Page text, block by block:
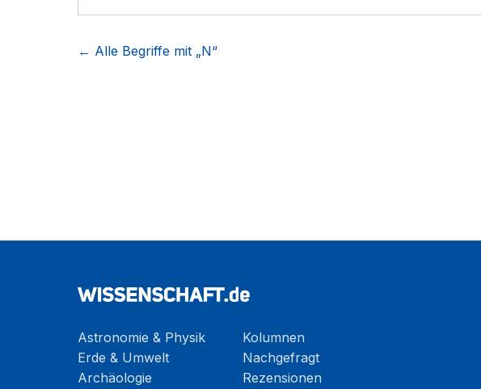
← Alle Begriffe mit „N“
Astronomie & Physik
Erde & Umwelt
Archäologie
Kolumnen
Nachgefragt
Rezensionen